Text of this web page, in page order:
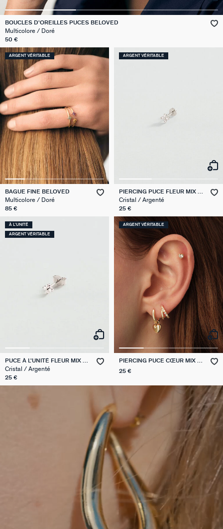
VICTOIRE
GÉNÉRATION AGATHA
SUR LA PEAU
BOUCLES D'OREILLES PUCES BELOVED
Multicolore / Doré
50 €
ARGENT VÉRITABLE
BAGUE FINE BELOVED
Multicolore / Doré
85 €
ARGENT VÉRITABLE
PIERCING PUCE FLEUR MIX &
MATCH
Cristal / Argenté
25 €
À L'UNITÉ
ARGENT VÉRITABLE
PUCE À L'UNITÉ FLEUR MIX &
MATCH
Cristal / Argenté
25 €
ARGENT VÉRITABLE
PIERCING PUCE CŒUR MIX &
25 €